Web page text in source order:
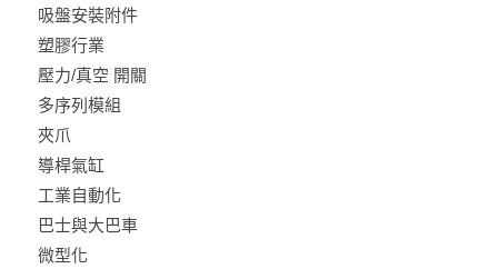
吸盤安裝附件
塑膠行業
壓力/真空 開關
多序列模組
夾爪
導桿氣缸
工業自動化
巴士與大巴車
微型化